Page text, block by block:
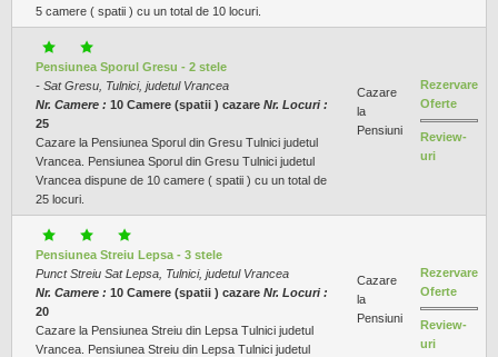
5 camere ( spatii ) cu un total de 10 locuri.
Pensiunea Sporul Gresu - 2 stele
- Sat Gresu, Tulnici, judetul Vrancea
Nr. Camere : 10 Camere (spatii ) cazare Nr. Locuri :
25
Cazare la Pensiunea Sporul din Gresu Tulnici judetul
Vrancea. Pensiunea Sporul din Gresu Tulnici judetul
Vrancea dispune de 10 camere ( spatii ) cu un total de
25 locuri.
Cazare
la
Pensiuni
Rezervare
Oferte
Review-
uri
Pensiunea Streiu Lepsa - 3 stele
Punct Streiu Sat Lepsa, Tulnici, judetul Vrancea
Nr. Camere : 10 Camere (spatii ) cazare Nr. Locuri :
20
Cazare la Pensiunea Streiu din Lepsa Tulnici judetul
Vrancea. Pensiunea Streiu din Lepsa Tulnici judetul
Cazare
la
Pensiuni
Rezervare
Oferte
Review-
uri